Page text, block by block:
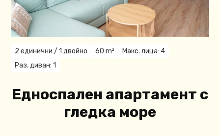
2 единични / 1 двойнo 60 m²
Макс. лица: 4
Раз. диван: 1
Едноспален апартамент с
гледка море